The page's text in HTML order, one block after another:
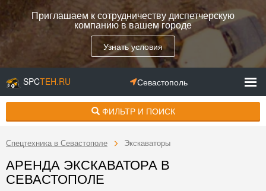
Приглашаем к сотрудничеству диспетчерскую
компанию в вашем городе
Узнать условия
SPCTEH.RU Севастополь
ФИЛЬТР И ПОИСК
Спецтехника в Севастополе Экскаваторы
АРЕНДА ЭКСКАВАТОРА В
СЕВАСТОПОЛЕ